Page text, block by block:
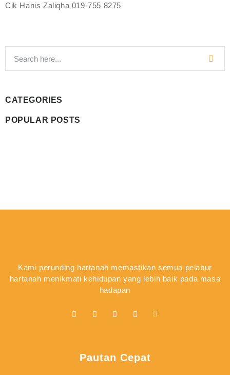
Cik Hanis Zaliqha 019-755 8275
CATEGORIES
POPULAR POSTS
Kami perunding hartanah memastikan semua pelabur
hartanah menikmati kehidupan yang lebih baik pada masa
hadapan
Pautan Cepat